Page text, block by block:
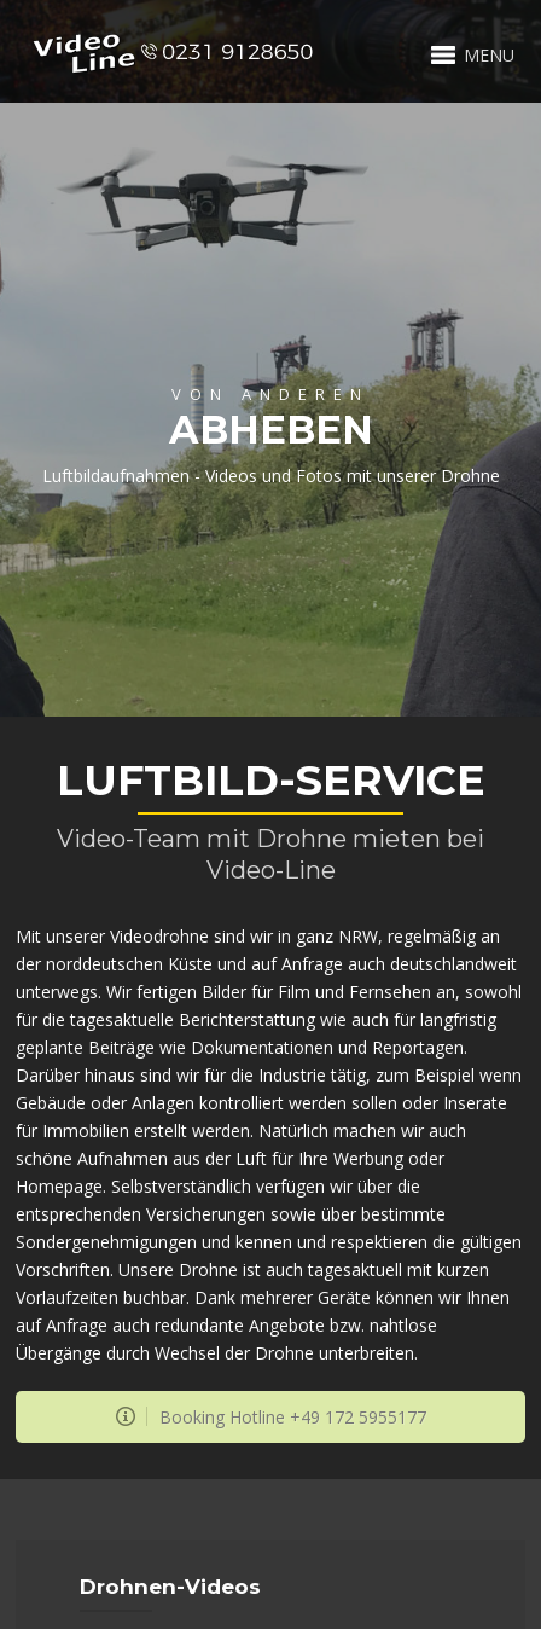
MENU
VON ANDEREN
ABHEBEN
Luftbildaufnahmen - Videos und Fotos mit unserer Drohne
LUFTBILD-SERVICE
Video-Team mit Drohne mieten bei
Video-Line
Mit unserer Videodrohne sind wir in ganz NRW, regelmäßig an
der norddeutschen Küste und auf Anfrage auch deutschlandweit
unterwegs. Wir fertigen Bilder für Film und Fernsehen an, sowohl
für die tagesaktuelle Berichterstattung wie auch für langfristig
geplante Beiträge wie Dokumentationen und Reportagen.
Darüber hinaus sind wir für die Industrie tätig, zum Beispiel wenn
Gebäude oder Anlagen kontrolliert werden sollen oder Inserate
für Immobilien erstellt werden. Natürlich machen wir auch
schöne Aufnahmen aus der Luft für Ihre Werbung oder
Homepage. Selbstverständlich verfügen wir über die
entsprechenden Versicherungen sowie über bestimmte
Sondergenehmigungen und kennen und respektieren die gültigen
Vorschriften. Unsere Drohne ist auch tagesaktuell mit kurzen
Vorlaufzeiten buchbar. Dank mehrerer Geräte können wir Ihnen
auf Anfrage auch redundante Angebote bzw. nahtlose
Übergänge durch Wechsel der Drohne unterbreiten.
Booking Hotline +49 172 5955177
Drohnen-Videos